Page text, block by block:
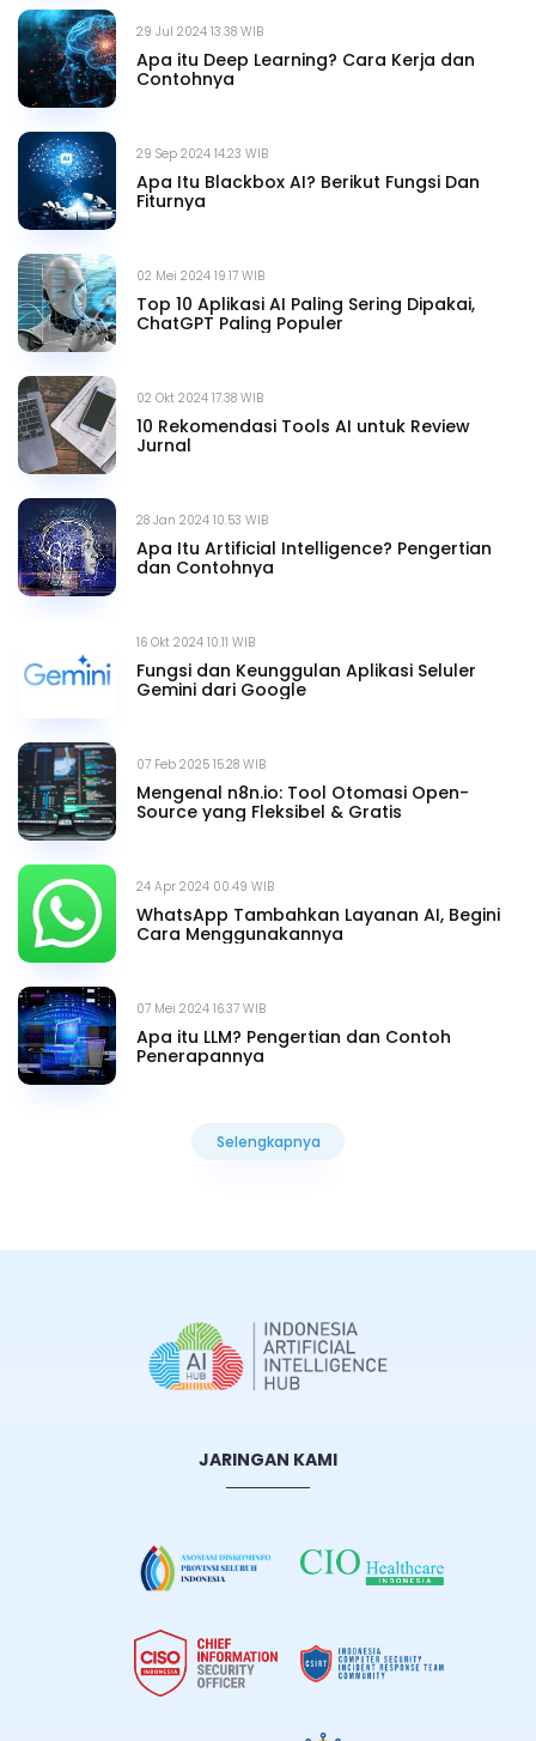
29 Jul 2024 13.38 WIB
Apa itu Deep Learning? Cara Kerja dan
Contohnya
29 Sep 2024 14.23 WIB
Apa Itu Blackbox AI? Berikut Fungsi Dan
Fiturnya
02 Mei 2024 19.17 WIB
Top 10 Aplikasi AI Paling Sering Dipakai,
ChatGPT Paling Populer
02 Okt 2024 17.38 WIB
10 Rekomendasi Tools AI untuk Review
Jurnal
28 Jan 2024 10.53 WIB
Apa Itu Artificial Intelligence? Pengertian
dan Contohnya
16 Okt 2024 10.11 WIB
Fungsi dan Keunggulan Aplikasi Seluler
Gemini dari Google
07 Feb 2025 15.28 WIB
Mengenal n8n.io: Tool Otomasi Open-
Source yang Fleksibel & Gratis
24 Apr 2024 00.49 WIB
WhatsApp Tambahkan Layanan AI, Begini
Cara Menggunakannya
07 Mei 2024 16.37 WIB
Apa itu LLM? Pengertian dan Contoh
Penerapannya
Selengkapnya
JARINGAN KAMI